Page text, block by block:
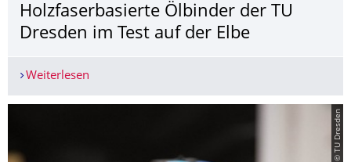
Holzfaserbasierte Ölbinder der TU
Dresden im Test auf der Elbe
Weiterlesen
© TU Dresden